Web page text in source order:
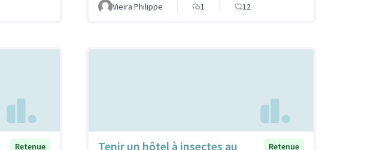
Vieira Philippe 1 12
Retenue Tenir un hôtel à insectes au Retenue